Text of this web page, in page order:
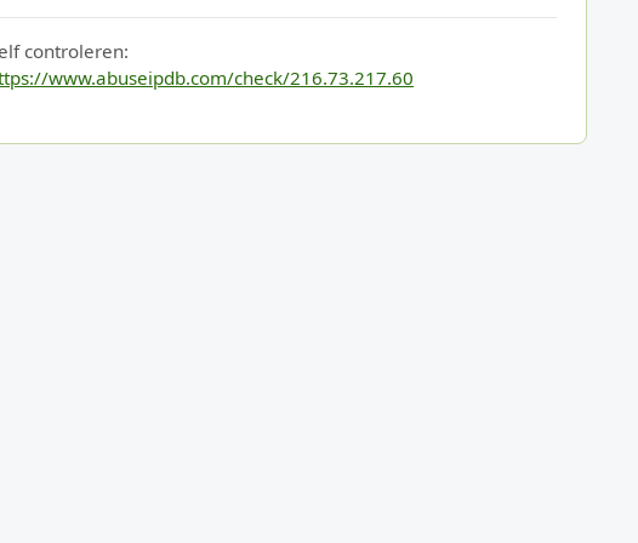
controleren:
www.abuseipdb.com/check/216.73.217.60